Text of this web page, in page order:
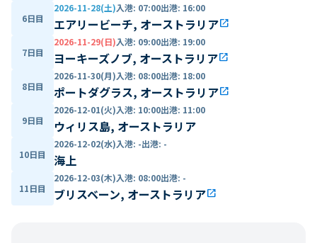
6日目
2026-11-28(土)入港: 07:00出港: 16:00
エアリービーチ, オーストラリアopen_in_new
7日目
2026-11-29(日)入港: 09:00出港: 19:00
ヨーキーズノブ, オーストラリアopen_in_new
8日目
2026-11-30(月)入港: 08:00出港: 18:00
ポートダグラス, オーストラリアopen_in_new
9日目
2026-12-01(火)入港: 10:00出港: 11:00
ウィリス島, オーストラリア
10日目
2026-12-02(水)入港: -出港: -
海上
11日目
2026-12-03(木)入港: 08:00出港: -
ブリスベーン, オーストラリアopen_in_new